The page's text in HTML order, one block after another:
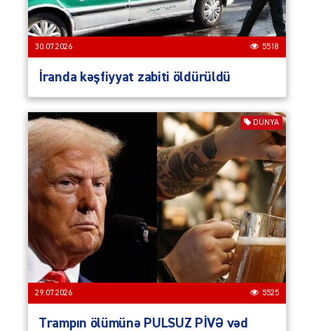
30.07.2026 5518
İranda kəşfiyyat zabiti öldürüldü
DÜNYA
29.07.2026 5525
Trampın ölümünə PULSUZ PİVƏ vəd